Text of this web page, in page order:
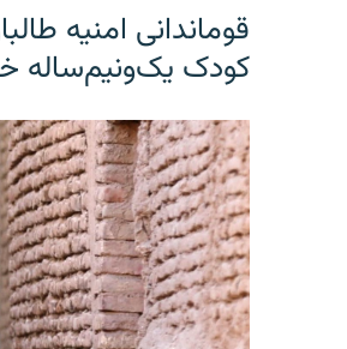
قوماندانی امنیه
کودک یک‌ونیم‌ساله